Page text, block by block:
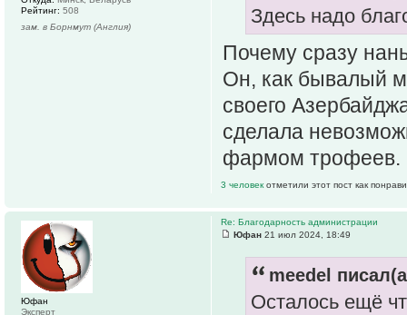
Здесь надо
Почему сразу
Он, как бывалый
своего
сделала
фармом трофеев.
3 человекотметили этот пост как
Рейтинг: 508
зам. в Борнмут (Англия)
Re: Благодарность администрации
Юфан 21 июл 2024, 18:49
meedel
Осталось ещё
Юфан
Эксперт